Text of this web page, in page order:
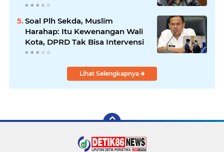
Pajak
Soal Plh Sekda, Muslim
Harahap: Itu Kewenangan Wali
Kota, DPRD Tak Bisa Intervensi
Lihat Selengkapnya